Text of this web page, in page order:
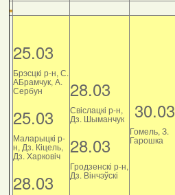
25.03
Брэсцкі р-н, С.
АБрамчук, А.
Сербун
25.03
Маларыцкі р-
н, Дз. Кіцель,
Дз. Харковіч
28.03
28.03
Свіслацкі р-н,
Дз. Шыманчук
28.03
Гродзенскі р-н,
Дз. Вінчэўскі
30.03
Гомель, З.
Гарошка